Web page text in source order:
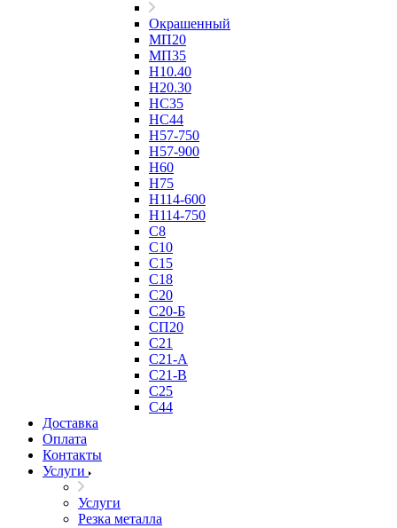
Окрашенный
МП20
МП35
Н10.40
Н20.30
НС35
НС44
Н57-750
Н57-900
Н60
Н75
Н114-600
Н114-750
С8
С10
С15
С18
С20
С20-Б
СП20
С21
С21-А
С21-В
С25
С44
Доставка
Оплата
Контакты
Услуги
Услуги
Резка металла